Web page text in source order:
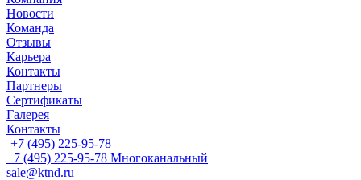
Новости
Команда
Отзывы
Карьера
Контакты
Партнеры
Сертификаты
Галерея
Контакты
+7 (495) 225-95-78
+7 (495) 225-95-78 Многоканальный
sale@ktnd.ru